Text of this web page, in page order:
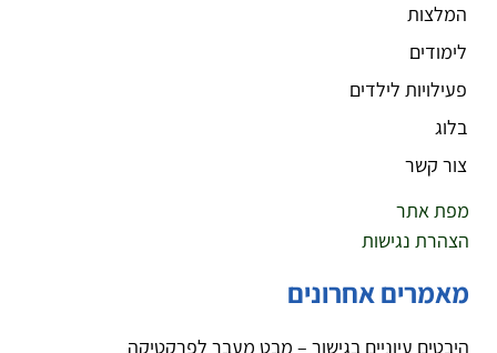
המלצות
לימודים
פעילויות לילדים
בלוג
צור קשר
מפת אתר
הצהרת נגישות
מאמרים אחרונים
היבטים עיוניים בגישור – מבט מעבר לפרקטיקה